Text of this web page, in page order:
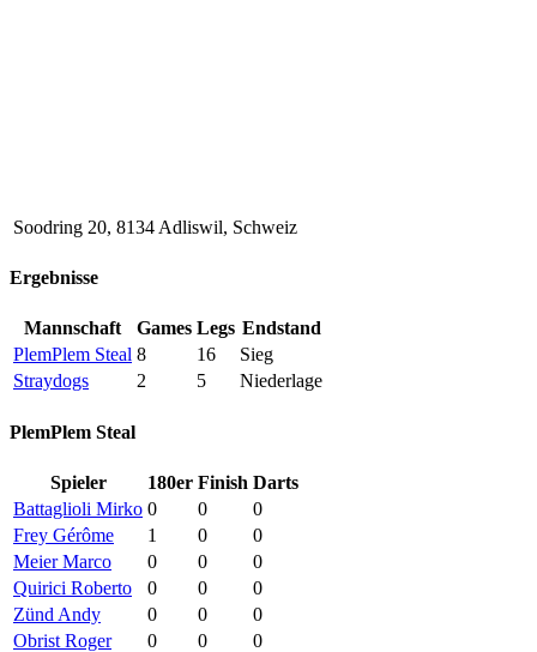
Soodring 20, 8134 Adliswil, Schweiz
Ergebnisse
Mannschaft Games Legs Endstand
PlemPlem Steal 8 16
Sieg
Straydogs
2 5 Niederlage
PlemPlem Steal
Spieler 180er Finish Darts
Battaglioli Mirko 0 0
0
Frey Gérôme
1 0
0
Meier Marco
0 0
0
Quirici Roberto
0 0
0
Zünd Andy
0 0
0
Obrist Roger
0 0 0